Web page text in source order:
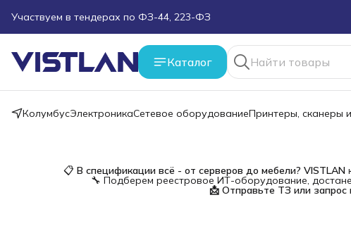
Участвуем в тендерах по ФЗ-44, 223-ФЗ
Поможем подобрать оборудование под ТЗ
Пришлите запрос на e-mail или в чат
Каталог
КолумбусЭлектроникаСетевое оборудованиеПринтеры, сканеры
📋В спецификации всё - от серверов до мебели? VISTLAN
🔧 Подберем реестровое ИТ-оборудование,
📩 Отправьте ТЗ или запрос